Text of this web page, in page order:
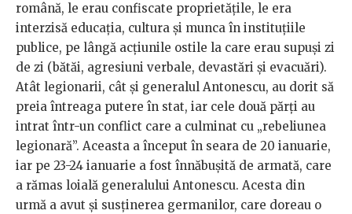
română, le erau confiscate proprietățile, le era
interzisă educația, cultura și munca în instituțiile
publice, pe lângă acțiunile ostile la care erau supuși zi
de zi (bătăi, agresiuni verbale, devastări și evacuări).
Atât legionarii, cât și generalul Antonescu, au dorit să
preia întreaga putere în stat, iar cele două părți au
intrat într-un conflict care a culminat cu „rebeliunea
legionară”. Aceasta a început în seara de 20 ianuarie,
iar pe 23-24 ianuarie a fost înnăbușită de armată, care
a rămas loială generalului Antonescu. Acesta din
urmă a avut și susținerea germanilor, care doreau o